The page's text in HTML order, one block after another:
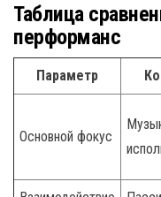
Таблица
перформанс
Параметр
Основной фокус